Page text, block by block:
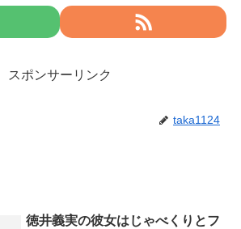
スポンサーリンク
taka1124
徳井義実の彼女はじゃべくりとフ